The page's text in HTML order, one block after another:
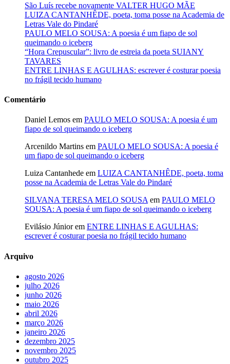
São Luís recebe novamente VALTER HUGO MÃE
LUIZA CANTANHÊDE, poeta, toma posse na Academia de
Letras Vale do Pindaré
PAULO MELO SOUSA: A poesia é um fiapo de sol
queimando o iceberg
“Hora Crepuscular”: livro de estreia da poeta SUIANY
TAVARES
ENTRE LINHAS E AGULHAS: escrever é costurar poesia
no frágil tecido humano
Comentário
Daniel Lemos em PAULO MELO SOUSA: A poesia é um
fiapo de sol queimando o iceberg
Arcenildo Martins em PAULO MELO SOUSA: A poesia é
um fiapo de sol queimando o iceberg
Luiza Cantanhede em LUIZA CANTANHÊDE, poeta, toma
posse na Academia de Letras Vale do Pindaré
SILVANA TERESA MELO SOUSA em PAULO MELO
SOUSA: A poesia é um fiapo de sol queimando o iceberg
Evilásio Júniorem ENTRE LINHAS E AGULHAS:
escrever é costurar poesia no frágil tecido humano
Arquivo
agosto 2026
julho 2026
junho 2026
maio 2026
abril 2026
março 2026
janeiro 2026
dezembro 2025
novembro 2025
outubro 2025